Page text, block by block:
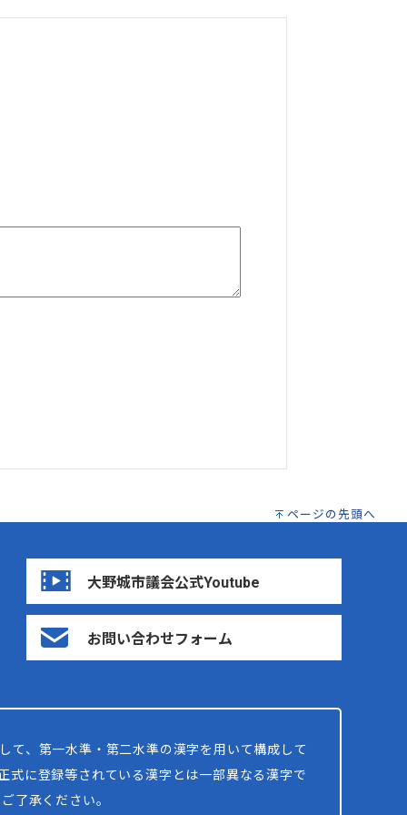
ページの先頭へ
大野城市議会公式Youtube
お問い合わせフォーム
て、第一水準・第二水準の漢字を用いて構成して
式に登録等されている漢字とは一部異なる漢字で
了承ください。